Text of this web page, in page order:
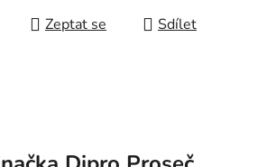
Zeptat se Sdílet